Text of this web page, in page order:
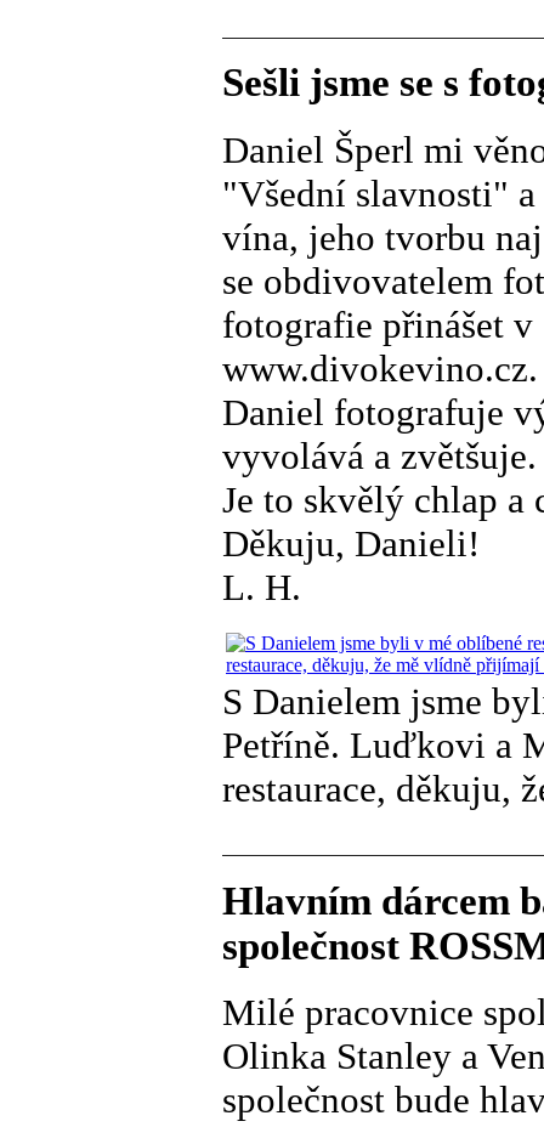
Sešli jsme se s
Daniel Šperl mi
"Všední slavnosti"
vína, jeho tvorbu
se obdivovatelem
fotografie přinášet
www.divokevino.cz.
Daniel fotografuje
vyvolává a
Je to skvělý chlap a
Děkuju, Danieli!
L. H.
S Danielem jsme
Petříně. Luďkovi a
restaurace, děkuju,
Hlavním dárcem
společnost
Milé pracovnice
Olinka Stanley a
společnost bude